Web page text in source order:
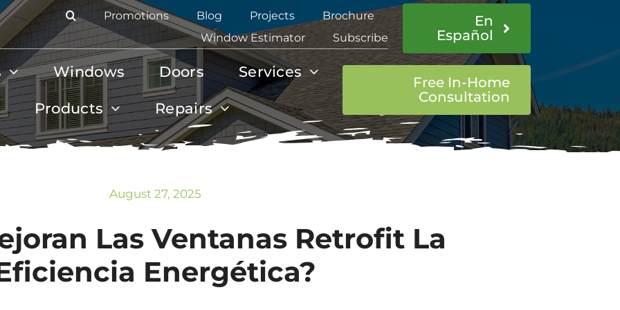
Promotions Blog Projects
Brochure
Window Estimator
Subscribe
En
Español
Windows Doors Services
Products Repairs
Free In-Home
Consultation
August 27, 2025
Las Ventanas Retrofit La
Energética?